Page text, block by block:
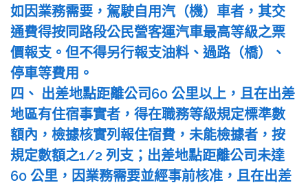
如因業務需要，駕駛自用汽（機）車者，其交
通費得按同路段公民營客運汽車最高等級之票
價報支。但不得另行報支油料、過路（橋）、
停車等費用。
四、 出差地點距離公司60 公里以上，且在出差
地區有住宿事實者，得在職務等級規定標準數
額內，檢據核實列報住宿費，未能檢據者，按
規定數額之1/2 列支；出差地點距離公司未達
60 公里，因業務需要並經事前核准，且在出差